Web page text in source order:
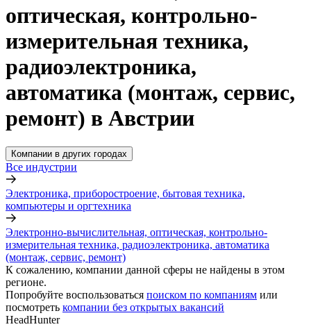
оптическая, контрольно-
измерительная техника,
радиоэлектроника,
автоматика (монтаж, сервис,
ремонт) в Австрии
Компании в других городах
Все индустрии
Электроника, приборостроение, бытовая техника,
компьютеры и оргтехника
Электронно-вычислительная, оптическая, контрольно-
измерительная техника, радиоэлектроника, автоматика
(монтаж, сервис, ремонт)
К сожалению, компании данной сферы не найдены в этом
регионе.
Попробуйте воспользоваться поиском по компаниям или
посмотреть компании без открытых вакансий
HeadHunter